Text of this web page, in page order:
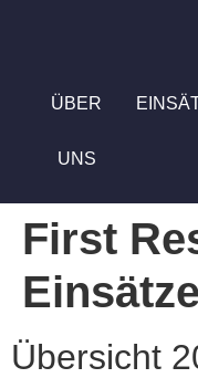
ÜBER
UNS
First
Übersicht